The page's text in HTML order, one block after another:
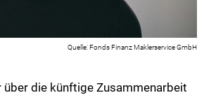
Fonds Finanz Maklerservice GmbH
über die künftige Zusammenarbeit